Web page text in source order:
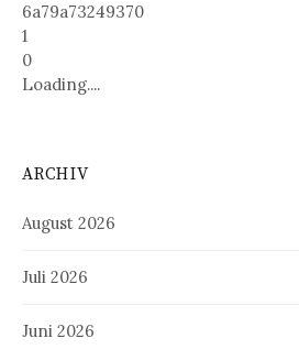
6a79a73249370
1
0
Loading....
ARCHIV
August 2026
Juli 2026
Juni 2026